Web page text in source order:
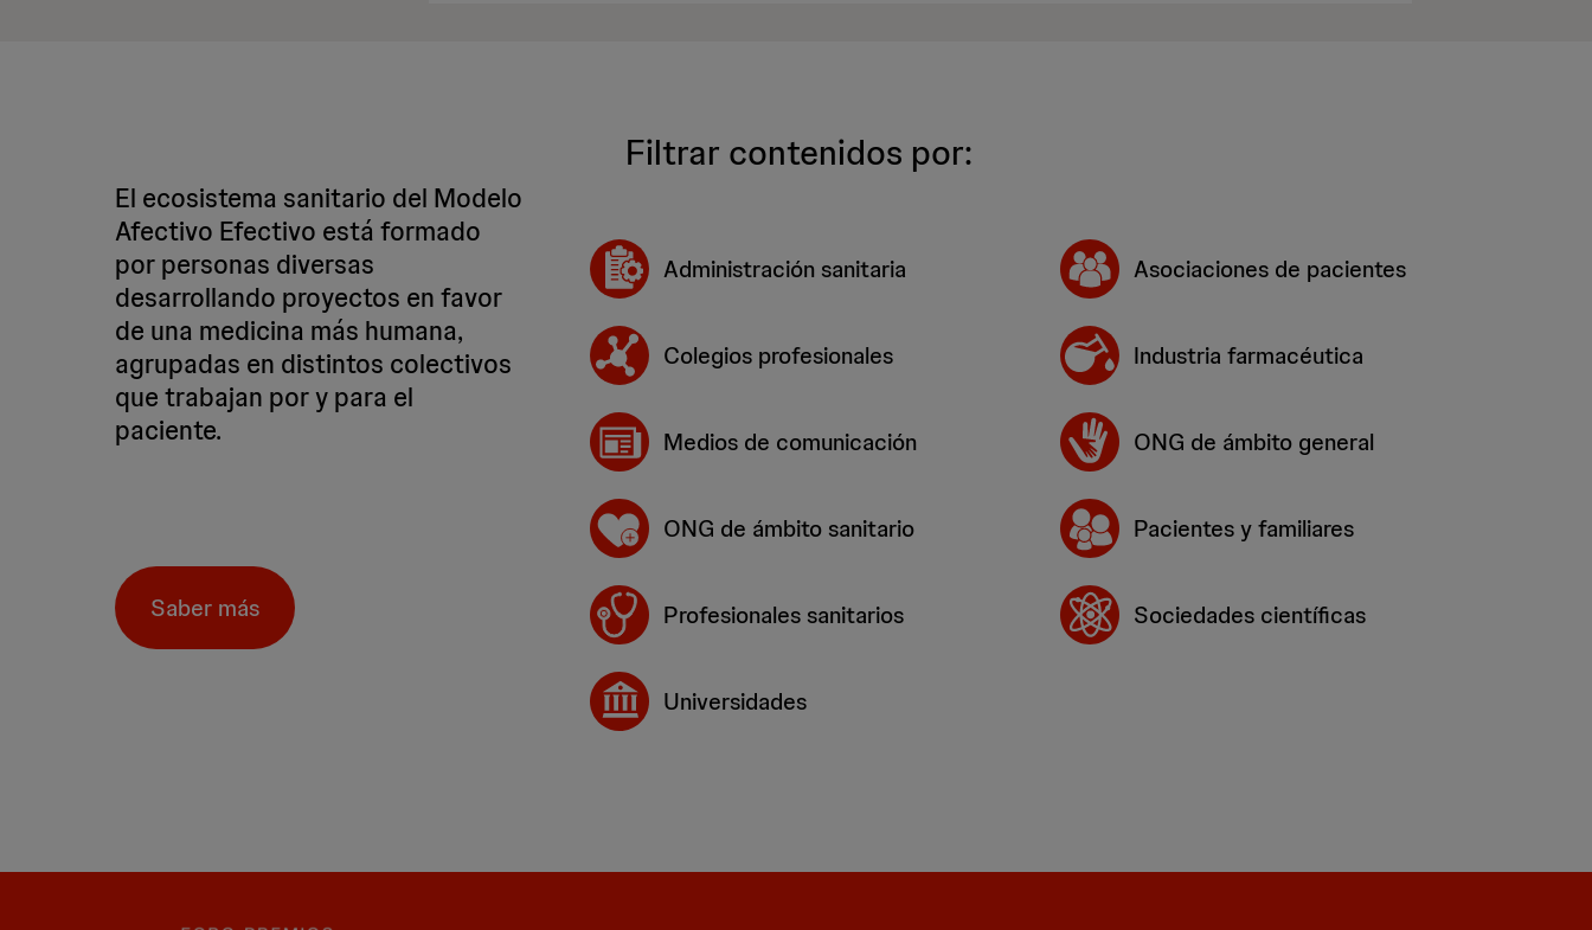
El ecosistema sanitario del Modelo
Afectivo Efectivo está formado
por personas diversas
desarrollando proyectos en favor
de una medicina más humana,
agrupadas en distintos colectivos
que trabajan por y para el
paciente.
Saber más
Filtrar contenidos por:
Administración sanitaria Asociaciones de pacientes
Colegios profesionales Industria farmacéutica
Medios de comunicación ONG de ámbito general
ONG de ámbito sanitario Pacientes y familiares
Profesionales sanitarios Sociedades científicas
Universidades